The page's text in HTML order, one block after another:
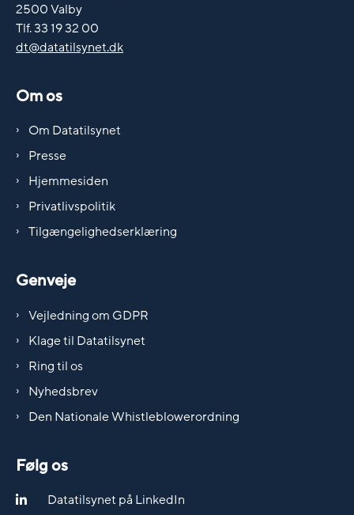
2500 Valby
Tlf. 33 19 32 00
dt@datatilsynet.dk
Om os
Om Datatilsynet
Presse
Hjemmesiden
Privatlivspolitik
Tilgængelighedserklæring
Genveje
Vejledning om GDPR
Klage til Datatilsynet
Ring til os
Nyhedsbrev
Den Nationale Whistleblowerordning
Følg os
Datatilsynet på LinkedIn